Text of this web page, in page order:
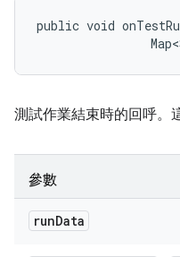
public void
測試作業結束時的回呼。
參數
runData